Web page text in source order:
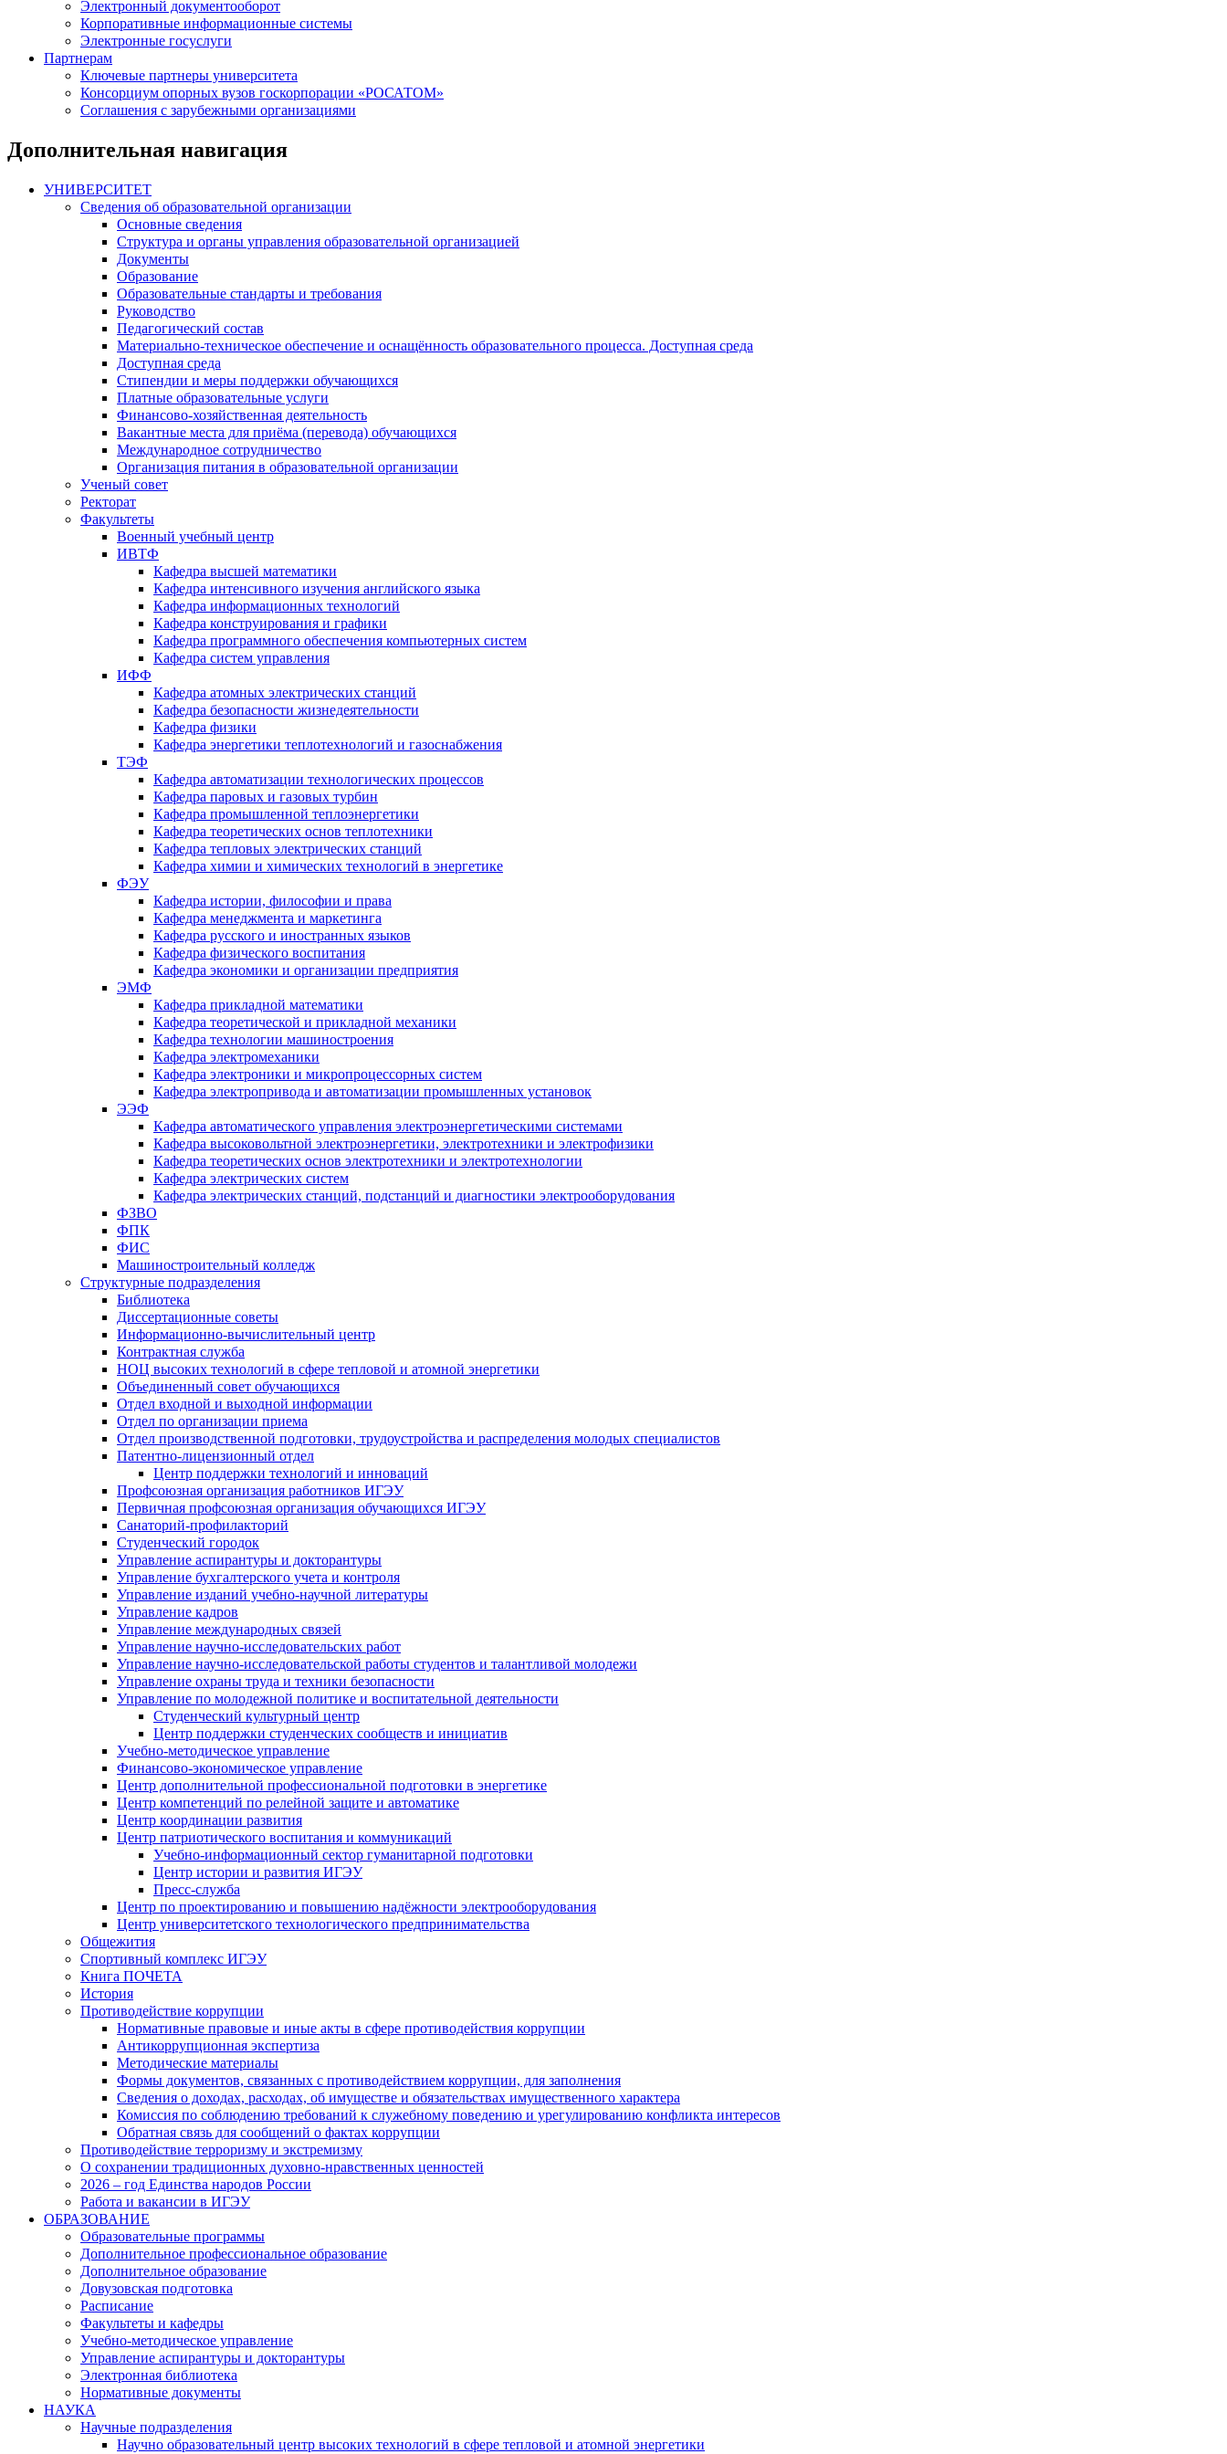
Электронный документооборот
Корпоративные информационные системы
Электронные госуслуги
Партнерам
Ключевые партнеры университета
Консорциум опорных вузов госкорпорации «РОСАТОМ»
Соглашения с зарубежными организациями
Дополнительная навигация
УНИВЕРСИТЕТ
Сведения об образовательной организации
Основные сведения
Структура и органы управления образовательной организацией
Документы
Образование
Образовательные стандарты и требования
Руководство
Педагогический состав
Материально-техническое обеспечение и оснащённость образовательного процесса. Доступная среда
Доступная среда
Стипендии и меры поддержки обучающихся
Платные образовательные услуги
Финансово-хозяйственная деятельность
Вакантные места для приёма (перевода) обучающихся
Международное сотрудничество
Организация питания в образовательной организации
Ученый совет
Ректорат
Факультеты
Военный учебный центр
ИВТФ
Кафедра высшей математики
Кафедра интенсивного изучения английского языка
Кафедра информационных технологий
Кафедра конструирования и графики
Кафедра программного обеспечения компьютерных систем
Кафедра систем управления
ИФФ
Кафедра атомных электрических станций
Кафедра безопасности жизнедеятельности
Кафедра физики
Кафедра энергетики теплотехнологий и газоснабжения
ТЭФ
Кафедра автоматизации технологических процессов
Кафедра паровых и газовых турбин
Кафедра промышленной теплоэнергетики
Кафедра теоретических основ теплотехники
Кафедра тепловых электрических станций
Кафедра химии и химических технологий в энергетике
ФЭУ
Кафедра истории, философии и права
Кафедра менеджмента и маркетинга
Кафедра русского и иностранных языков
Кафедра физического воспитания
Кафедра экономики и организации предприятия
ЭМФ
Кафедра прикладной математики
Кафедра теоретической и прикладной механики
Кафедра технологии машиностроения
Кафедра электромеханики
Кафедра электроники и микропроцессорных систем
Кафедра электропривода и автоматизации промышленных установок
ЭЭФ
Кафедра автоматического управления электроэнергетическими системами
Кафедра высоковольтной электроэнергетики, электротехники и электрофизики
Кафедра теоретических основ электротехники и электротехнологии
Кафедра электрических систем
Кафедра электрических станций, подстанций и диагностики электрооборудования
ФЗВО
ФПК
ФИС
Машиностроительный колледж
Структурные подразделения
Библиотека
Диссертационные советы
Информационно-вычислительный центр
Контрактная служба
НОЦ высоких технологий в сфере тепловой и атомной энергетики
Объединенный совет обучающихся
Отдел входной и выходной информации
Отдел по организации приема
Отдел производственной подготовки, трудоустройства и распределения молодых специалистов
Патентно-лицензионный отдел
Центр поддержки технологий и инноваций
Профсоюзная организация работников ИГЭУ
Первичная профсоюзная организация обучающихся ИГЭУ
Санаторий-профилакторий
Студенческий городок
Управление аспирантуры и докторантуры
Управление бухгалтерского учета и контроля
Управление изданий учебно-научной литературы
Упpавление кадpов
Управление международных связей
Управление научно-исследовательских работ
Управление научно-исследовательской работы студентов и талантливой молодежи
Управление охраны труда и техники безопасности
Управление по молодежной политике и воспитательной деятельности
Студенческий культурный центр
Центр поддержки студенческих сообществ и инициатив
Учебно-методическое управление
Финансово-экономическое управление
Центр дополнительной профессиональной подготовки в энергетике
Центр компетенций по релейной защите и автоматике
Центр координации развития
Центр патриотического воспитания и коммуникаций
Учебно-информационный сектор гуманитарной подготовки
Центр истории и развития ИГЭУ
Пресс-служба
Центр по проектированию и повышению надёжности электрооборудования
Центр университетского технологического предпринимательства
Общежития
Спортивный комплекс ИГЭУ
Книга ПОЧЕТА
История
Противодействие коррупции
Нормативные правовые и иные акты в сфере противодействия коррупции
Антикоррупционная экспертиза
Методические материалы
Формы документов, связанных с противодействием коррупции, для заполнения
Сведения о доходах, расходах, об имуществе и обязательствах имущественного характера
Комиссия по соблюдению требований к служебному поведению и урегулированию конфликта интересов
Обратная связь для сообщений о фактах коррупции
Противодействие терроризму и экстремизму
О сохранении традиционных духовно-нравственных ценностей
2026 – год Единства народов России
Работа и вакансии в ИГЭУ
ОБРАЗОВАНИЕ
Образовательные программы
Дополнительное профессиональное образование
Дополнительное образование
Довузовская подготовка
Расписание
Факультеты и кафедры
Учебно-методическое управление
Управление аспирантуры и докторантуры
Электронная библиотека
Нормативные документы
НАУКА
Научные подразделения
Научно образовательный центр высоких технологий в сфере тепловой и атомной энергетики